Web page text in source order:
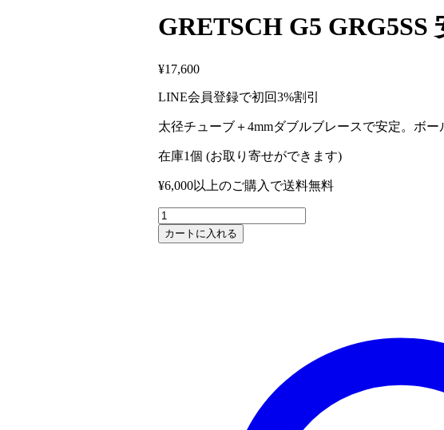
GRETSCH G5
¥17,600
LINE会員登録で初回3%割引
太径チューブ＋4mmダブルブレースで安定。ボ
在庫1個 (お取り寄せができます)
¥6,000以上のご購入で送料無料
GRETSCH
G5
GRG5SS
カートに入れる